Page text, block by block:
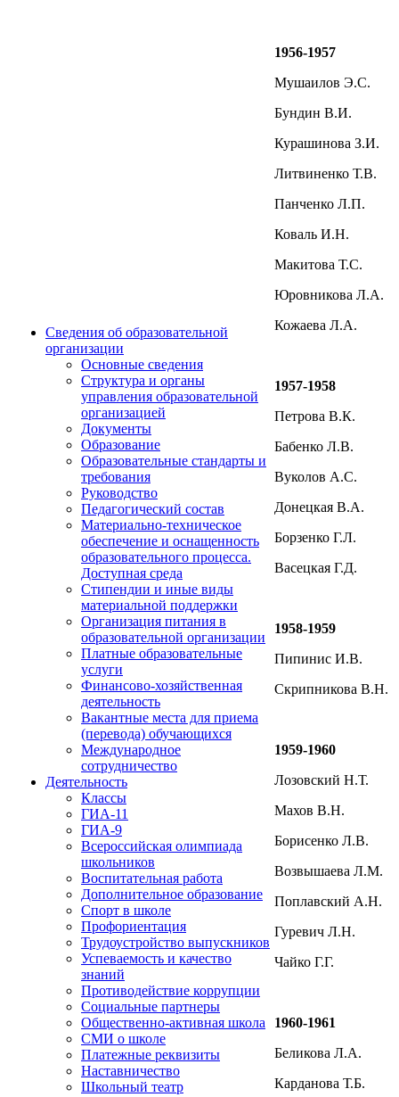
Сведения об образовательной
организации
Основные сведения
Структура и органы
управления образовательной
организацией
Документы
Образование
Образовательные стандарты и
требования
Руководство
Педагогический состав
Материально-техническое
обеспечение и оснащенность
образовательного процесса.
Доступная среда
Стипендии и иные виды
материальной поддержки
Организация питания в
образовательной организации
Платные образовательные
услуги
Финансово-хозяйственная
деятельность
Вакантные места для приема
(перевода) обучающихся
Международное
сотрудничество
Деятельность
Классы
ГИА-11
ГИА-9
Всероссийская олимпиада
школьников
Воспитательная работа
Дополнительное образование
Спорт в школе
Профориентация
Трудоустройство выпускников
Успеваемость и качество
знаний
Противодействие коррупции
Социальные партнеры
Общественно-активная школа
СМИ о школе
Платежные реквизиты
Наставничество
Школьный театр
1956-1957
Мушаилов Э.С.
Бундин В.И.
Курашинова З.И.
Литвиненко Т.В.
Панченко Л.П.
Коваль И.Н.
Макитова Т.С.
Юровникова Л.А.
Кожаева Л.А.
1957-1958
Петрова В.К.
Бабенко Л.В.
Вуколов А.С.
Донецкая В.А.
Борзенко Г.Л.
Васецкая Г.Д.
1958-1959
Пипинис И.В.
Скрипникова В.Н.
1959-1960
Лозовский Н.Т.
Махов В.Н.
Борисенко Л.В.
Возвышаева Л.М.
Поплавский А.Н.
Гуревич Л.Н.
Чайко Г.Г.
1960-1961
Беликова Л.А.
Карданова Т.Б.